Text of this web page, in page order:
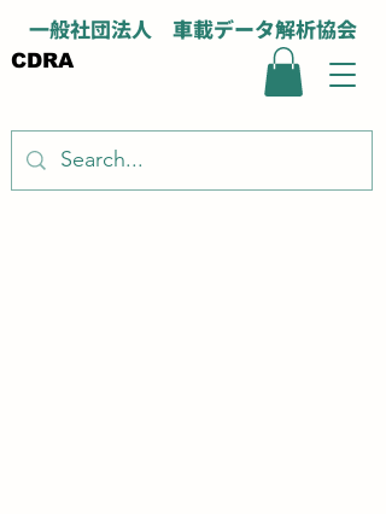
一般社団法人 車載データ解析協会
CDRA